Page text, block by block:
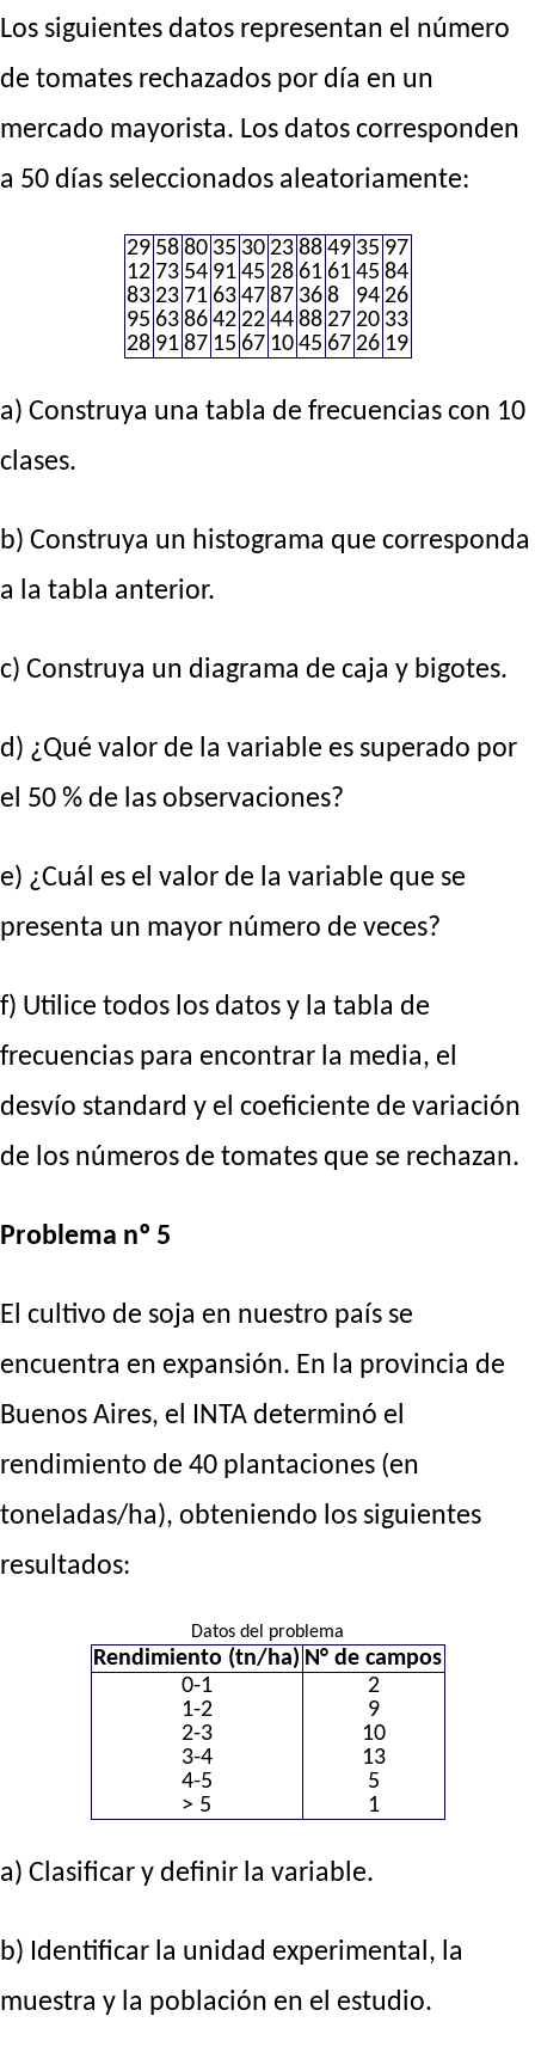
Los siguientes datos representan el número
de tomates rechazados por día en un
mercado mayorista. Los datos corresponden
a 50 días seleccionados aleatoriamente:
29
12
83
95
28
58
73
23
63
91
80
54
71
86
87
35
91
63
42
15
30
45
47
22
67
23
28
87
44
10
88
61
36
88
45
49
61
8
27
67
35
45
94
20
26
97
84
26
33
19
a) Construya una tabla de frecuencias con 10
clases.
b) Construya un histograma que corresponda
a la tabla anterior.
c) Construya un diagrama de caja y bigotes.
d) ¿Qué valor de la variable es superado por
el 50 % de las observaciones?
e) ¿Cuál es el valor de la variable que se
presenta un mayor número de veces?
f) Utilice todos los datos y la tabla de
frecuencias para encontrar la media, el
desvío standard y el coeficiente de variación
de los números de tomates que se rechazan.
Problema nº 5
El cultivo de soja en nuestro país se
encuentra en expansión. En la provincia de
Buenos Aires, el INTA determinó el
rendimiento de 40 plantaciones (en
toneladas/ha), obteniendo los siguientes
resultados:
Datos del problema
Rendimiento (tn/ha) N° de campos
0-1
1-2
2-3
3-4
4-5
> 5
2
9
10
13
5
1
a) Clasificar y definir la variable.
b) Identificar la unidad experimental, la
muestra y la población en el estudio.